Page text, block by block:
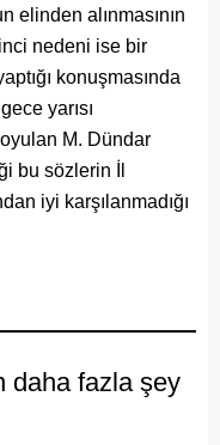
elinden alınmasının
nedeni ise bir
konuşmasında
yarısı
M. Dündar
bu sözlerin İl
iyi karşılanmadığı
daha fazla şey